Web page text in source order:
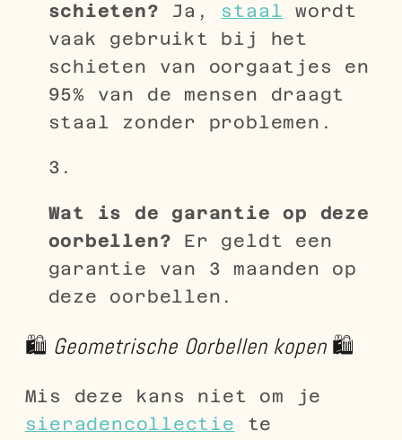
schieten? Ja, staal wordt
vaak gebruikt bij het
schieten van oorgaatjes en
95% van de mensen draagt
staal zonder problemen.
Wat is de garantie op deze
oorbellen? Er geldt een
garantie van 3 maanden op
deze oorbellen.
🛍️ Geometrische Oorbellen kopen🛍️
Mis deze kans niet om je
sieradencollectie te